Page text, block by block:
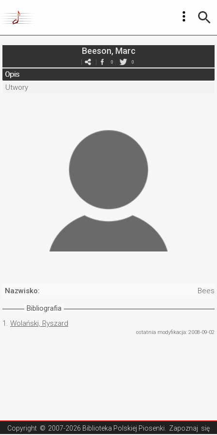
Beeson, Marc
0 0
Opis
Utwory
Nazwisko:
Bibliografia
1. Wolański, Ryszard
ostatnia modyfikacja: 2008-09-02
Copyright © 2007-2026 Biblioteka Polskiej Piosenki . Zapoznaj się